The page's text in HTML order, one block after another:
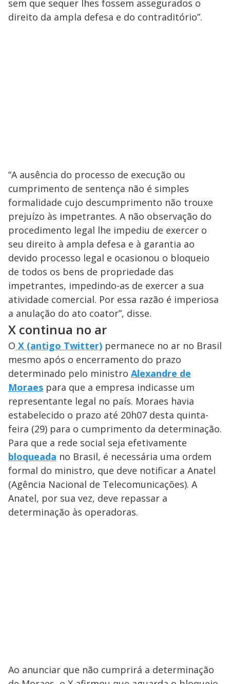
sem que sequer lhes fossem assegurados o
direito da ampla defesa e do contraditório”.
“A ausência do processo de execução ou
cumprimento de sentença não é simples
formalidade cujo descumprimento não trouxe
prejuízo às impetrantes. A não observação do
procedimento legal lhe impediu de exercer o
seu direito à ampla defesa e à garantia ao
devido processo legal e ocasionou o bloqueio
de todos os bens de propriedade das
impetrantes, impedindo-as de exercer a sua
atividade comercial. Por essa razão é imperiosa
a anulação do ato coator”, disse.
X continua no ar
O X (antigo Twitter) permanece no ar no Brasil
mesmo após o encerramento do prazo
determinado pelo ministro Alexandre de
Moraes para que a empresa indicasse um
representante legal no país. Moraes havia
estabelecido o prazo até 20h07 desta quinta-
feira (29) para o cumprimento da determinação.
Para que a rede social seja efetivamente
bloqueada no Brasil, é necessária uma ordem
formal do ministro, que deve notificar a Anatel
(Agência Nacional de Telecomunicações). A
Anatel, por sua vez, deve repassar a
determinação às operadoras.
Ao anunciar que não cumprirá a determinação